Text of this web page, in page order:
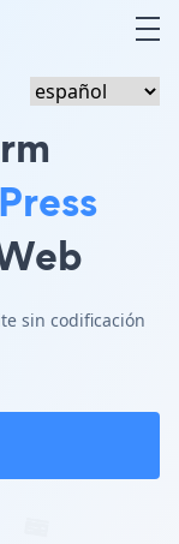
sin codificación